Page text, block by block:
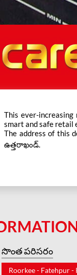
smart and safe retail
The address of
ఉత్తరాఖండ్.
సొంత పరిసరం
Roorkee - Fatehpur -